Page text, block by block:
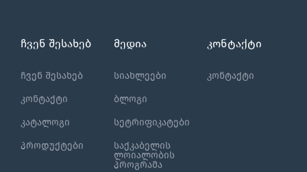
ჩვენ შესახებ
ჩვენ შესახებ
კონტაქტი
კატალოგი
პროდუქტები
მედია
სიახლეები
ბლოგი
სეტრიფიკატები
საქკაბელის
ლოიალობის
პროგრამა
კონტაქტი
კონტაქტი